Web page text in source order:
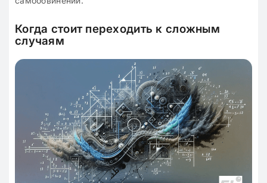
Когда стоит переходить к сложным
случаям